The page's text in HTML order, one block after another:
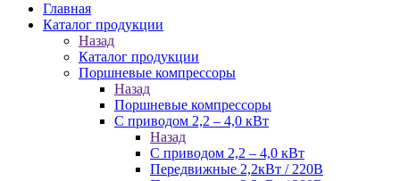
Главная
Каталог продукции
Назад
Каталог продукции
Поршневые компрессоры
Назад
Поршневые компрессоры
С приводом 2,2 – 4,0 кВт
Назад
С приводом 2,2 – 4,0 кВт
Передвижные 2,2кВт / 220В